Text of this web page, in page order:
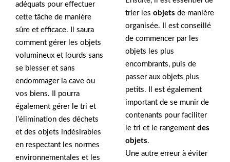
adéquats pour effectuer
cette tâche de manière
sûre et efficace. Il saura
comment gérer les objets
volumineux et lourds sans
se blesser et sans
endommager la cave ou
vos biens. Il pourra
également gérer le tri et
l’élimination des déchets
et des objets indésirables
en respectant les normes
environnementales et les
trier les objets de manière
organisée. Il est conseillé
de commencer par les
objets les plus
encombrants, puis de
passer aux objets plus
petits. Il est également
important de se munir de
contenants pour faciliter
le tri et le rangement des
objets.
Une autre erreur à éviter